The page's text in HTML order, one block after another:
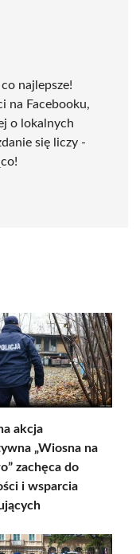
najlepsze!
na Facebooku,
o lokalnych
się liczy -
akcja
„Wiosna na
zachęca do
i wsparcia